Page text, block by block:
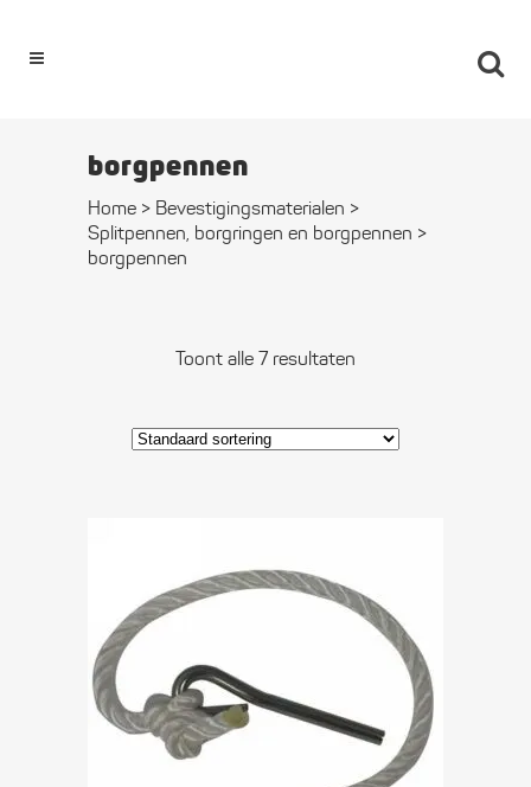
borgpennen
Home > Bevestigings­­materialen >
Splitpennen, borgringen en borgpennen >
borgpennen
Toont alle 7 resultaten